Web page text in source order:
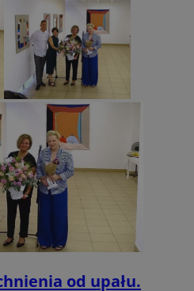
od upału.